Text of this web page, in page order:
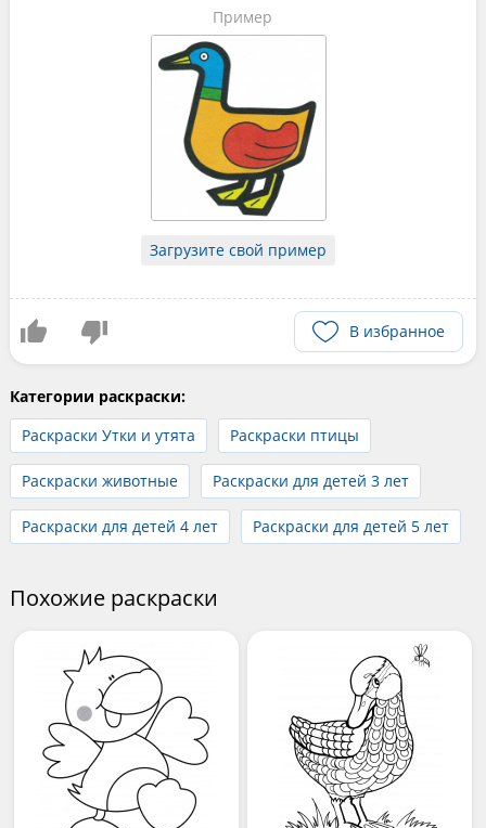
Пример
Загрузите свой пример
В избранное
Категории раскраски:
Раскраски Утки и утята
Раскраски птицы
Раскраски животные Раскраски для детей 3 лет
Раскраски для детей 4 лет Раскраски для детей 5 лет
Похожие раскраски